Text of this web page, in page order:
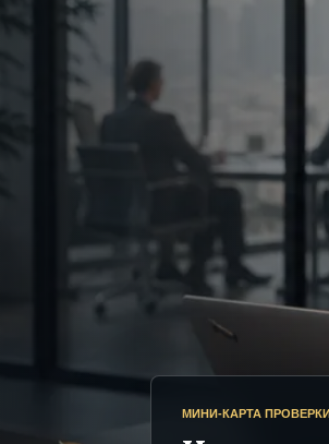
МИНИ-КАРТА ПРОВЕРКИ